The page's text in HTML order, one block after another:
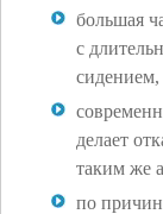
большая
с
сидением,
делает
таким же
по